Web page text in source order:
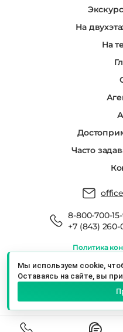
Мы используем cookie,
Оставаясь на сайте, вы
На
На
Часто
8-800-700-
+7 (843) 260-
Политика
Мы в реестре
Экскурсионный
Казань,